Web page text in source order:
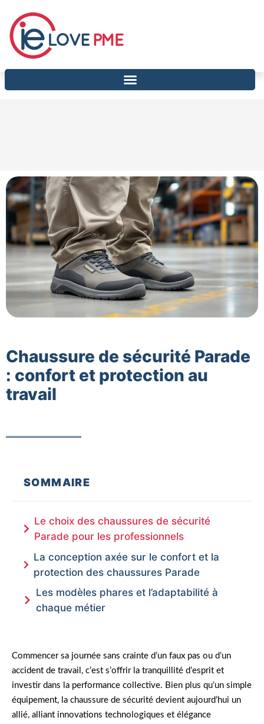
Chaussure de sécurité Parade
: confort et protection au
travail
SOMMAIRE
Le choix des chaussures de sécurité
Parade pour les professionnels
La conception axée sur le confort et la
protection des chaussures Parade
Les modèles phares et l’adaptabilité à
chaque métier
Commencer sa journée sans crainte d’un faux pas ou d’un
accident de travail, c’est s’offrir la tranquillité d’esprit et
investir dans la performance collective. Bien plus qu’un simple
équipement, la chaussure de sécurité devient aujourd’hui un
allié, alliant innovations technologiques et élégance